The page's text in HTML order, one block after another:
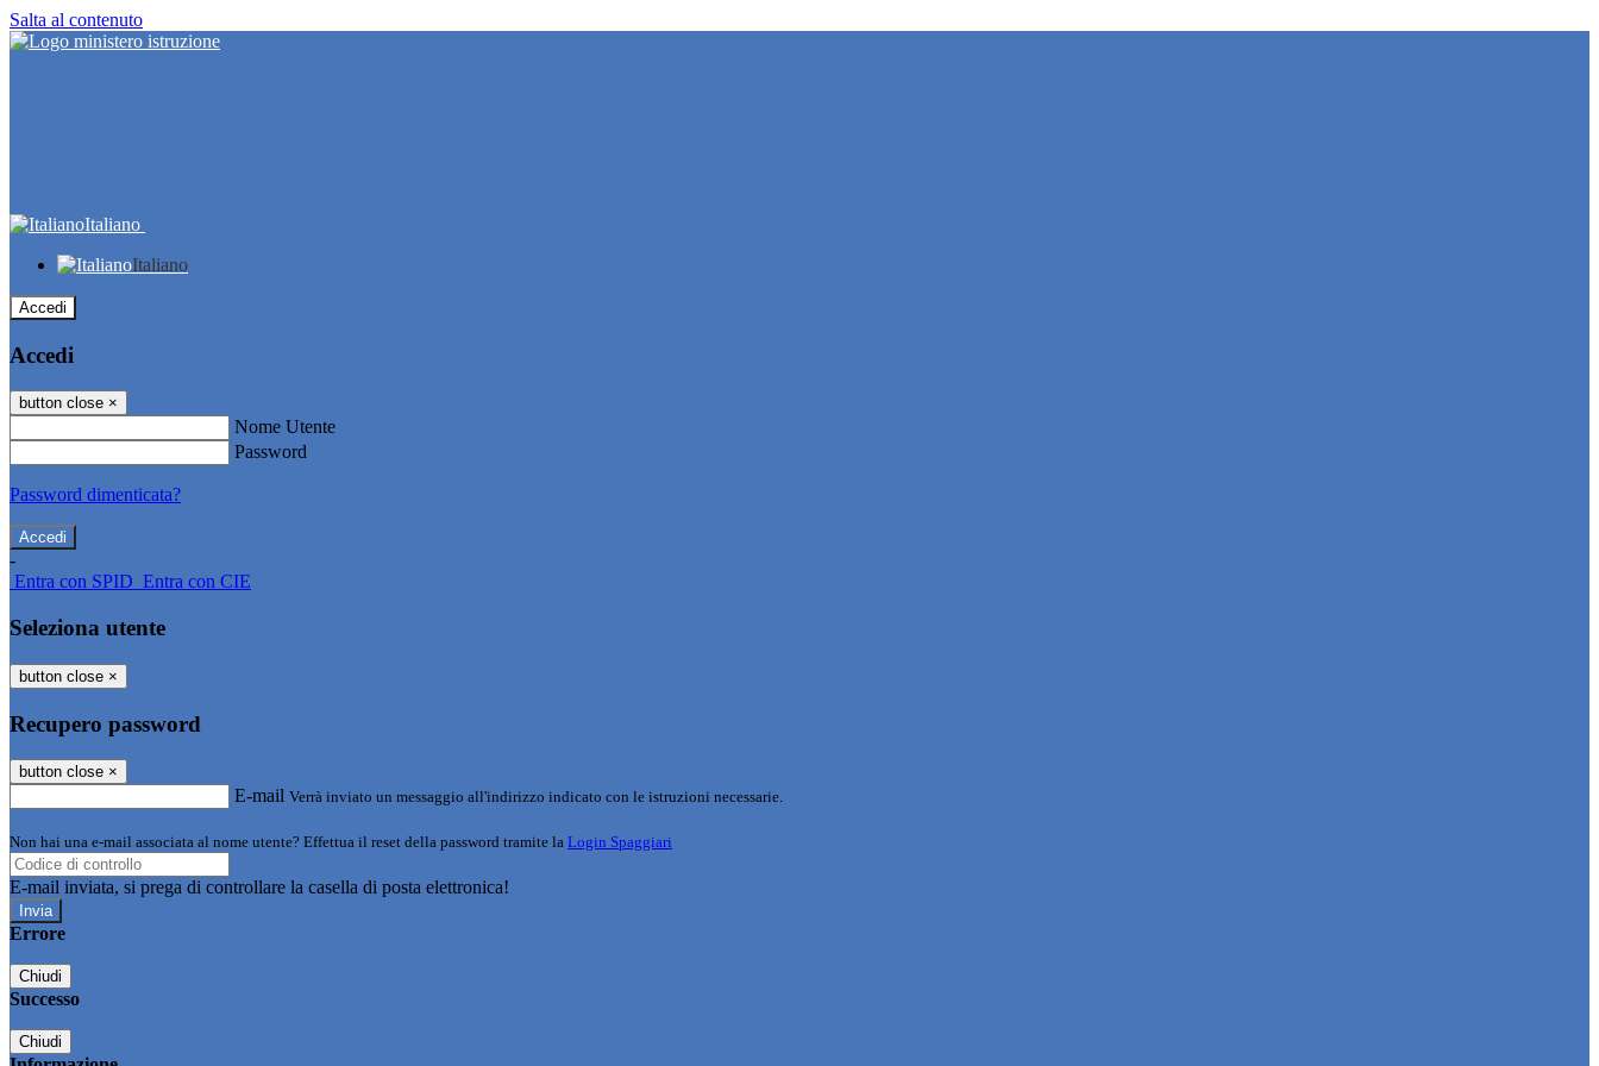
Salta al contenuto
Italiano
Italiano
Accedi
Accedi
button close ×
Nome Utente
Password
Password dimenticata?
-
Entra con SPID Entra con CIE
Seleziona utente
button close ×
Recupero password
button close ×
E-mail Verrà inviato un messaggio all'indirizzo indicato con le istruzioni necessarie.
Non hai una e-mail associata al nome utente? Effettua il reset della password tramite la Login Spaggiari
E-mail inviata, si prega di controllare la casella di posta elettronica!
Errore
Chiudi
Successo
Chiudi